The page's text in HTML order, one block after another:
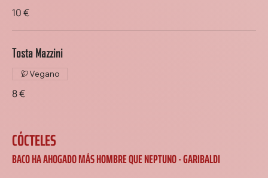
10 €
Tosta Mazzini
8 €
Vegano
CÓCTELES
BACO HA AHOGADO MÁS HOMBRE QUE NEPTUNO - GARIBALDI